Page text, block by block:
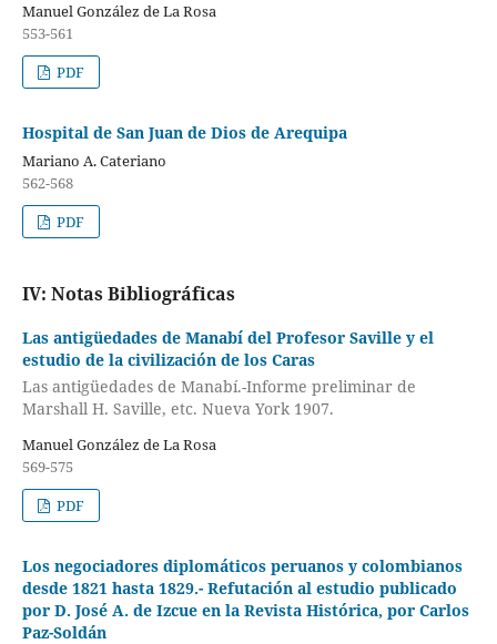
Manuel González de La Rosa
553-561
PDF
Hospital de San Juan de Dios de Arequipa
Mariano A. Cateriano
562-568
PDF
IV: Notas Bibliográficas
Las antigüedades de Manabí del Profesor Saville y el
estudio de la civilización de los Caras
Las antigüedades de Manabí.-Informe preliminar de
Marshall H. Saville, etc. Nueva York 1907.
Manuel González de La Rosa
569-575
PDF
Los negociadores diplomáticos peruanos y colombianos
desde 1821 hasta 1829.- Refutación al estudio publicado
por D. José A. de Izcue en la Revista Histórica, por Carlos
Paz-Soldán